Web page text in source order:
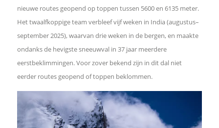
l
e
n
p
nieuwe routes geopend op toppen tussen 5600 en 6135 meter.
Het twaalfkoppige team verbleef vijf weken in India (augustus–
september 2025), waarvan drie weken in de bergen, en maakte
ondanks de hevigste sneeuwval in 37 jaar meerdere
eerstbeklimmingen. Voor zover bekend zijn in dit dal niet
eerder routes geopend of toppen beklommen.